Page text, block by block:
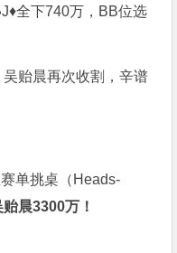
全下740万，BB位选
贻晨再次收割，辛谱
单挑桌（Heads-
晨3300万！